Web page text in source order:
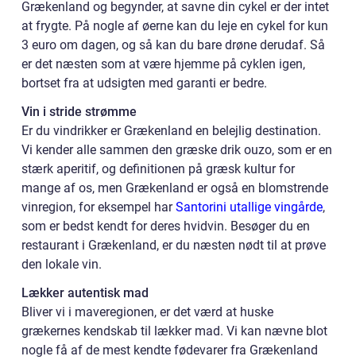
Grækenland og begynder, at savne din cykel er der intet
at frygte. På nogle af øerne kan du leje en cykel for kun
3 euro om dagen, og så kan du bare drøne derudaf. Så
er det næsten som at være hjemme på cyklen igen,
bortset fra at udsigten med garanti er bedre.
Vin i stride strømme
Er du vindrikker er Grækenland en belejlig destination.
Vi kender alle sammen den græske drik ouzo, som er en
stærk aperitif, og definitionen på græsk kultur for
mange af os, men Grækenland er også en blomstrende
vinregion, for eksempel harSantorini utallige vingårde,
som er bedst kendt for deres hvidvin. Besøger du en
restaurant i Grækenland, er du næsten nødt til at prøve
den lokale vin.
Lækker autentisk mad
Bliver vi i maveregionen, er det værd at huske
grækernes kendskab til lækker mad. Vi kan nævne blot
nogle få af de mest kendte fødevarer fra Grækenland